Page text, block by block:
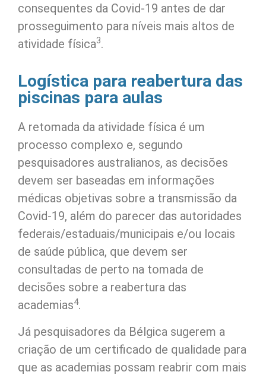
consequentes da Covid-19 antes de dar
prosseguimento para níveis mais altos de
atividade física3.
Logística para reabertura das
piscinas para aulas
A retomada da atividade física é um
processo complexo e, segundo
pesquisadores australianos, as decisões
devem ser baseadas em informações
médicas objetivas sobre a transmissão da
Covid-19, além do parecer das autoridades
federais/estaduais/municipais e/ou locais
de saúde pública, que devem ser
consultadas de perto na tomada de
decisões sobre a reabertura das
academias4.
Já pesquisadores da Bélgica sugerem a
criação de um certificado de qualidade para
que as academias possam reabrir com mais